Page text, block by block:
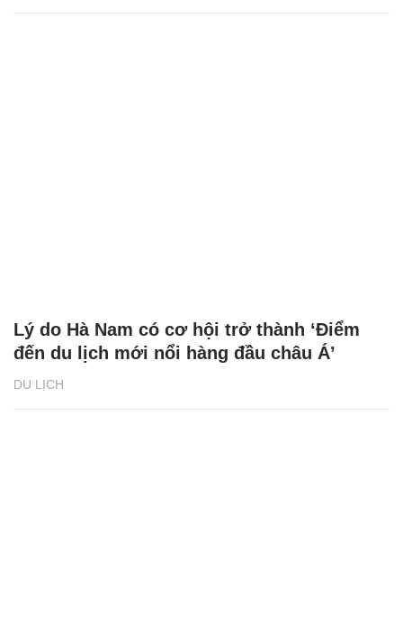
DU LỊCH
Lý do Hà Nam có cơ hội trở thành ‘Điểm
đến du lịch mới nổi hàng đầu châu Á’